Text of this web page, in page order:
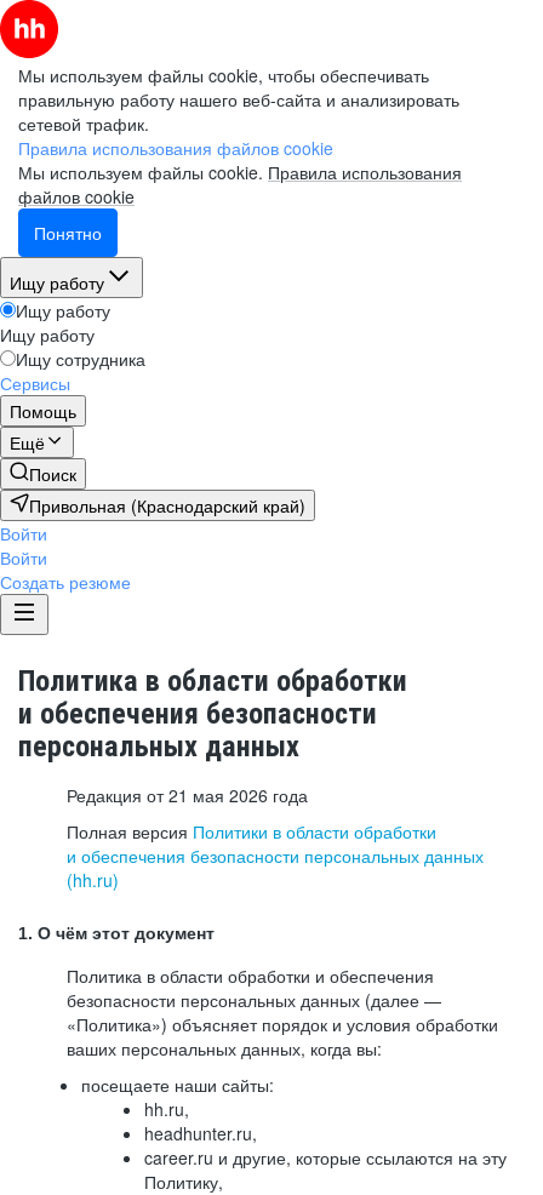
Мы используем файлы cookie, чтобы обеспечивать
правильную работу нашего веб-сайта и анализировать
сетевой трафик.
Правила использования файлов cookie
Мы используем файлы cookie. Правила использования
файлов cookie
Понятно
Ищу работу
Ищу работу
Ищу работу
Ищу сотрудника
Сервисы
Помощь
Ещё
Поиск
Привольная (Краснодарский край)
Войти
Войти
Создать резюме
Политика в области обработки
и обеспечения безопасности
персональных данных
Редакция от 21 мая 2026 года
Полная версия Политики в области обработки
и обеспечения безопасности персональных данных
(hh.ru)
1. О чём этот документ
Политика в области обработки и обеспечения
безопасности персональных данных (далее —
«Политика») объясняет порядок и условия обработки
ваших персональных данных, когда вы:
посещаете наши сайты:
hh.ru,
headhunter.ru,
career.ru и другие, которые ссылаются на эту
Политику,